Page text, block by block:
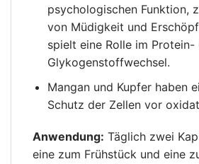
psychologischen Funktion,
von Müdigkeit und
spielt eine Rolle im Protein-
Glykogenstoffwechsel.
Mangan und Kupfer haben
Schutz der Zellen vor
Anwendung: Täglich zwei
eine zum Frühstück und eine